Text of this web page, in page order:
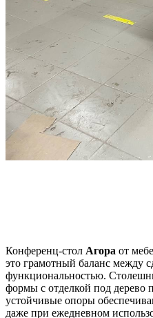
Конференц-стол Агора от
это грамотный баланс между
функциональностью.
формы с отделкой под дерево
устойчивые опоры
даже при ежедневном